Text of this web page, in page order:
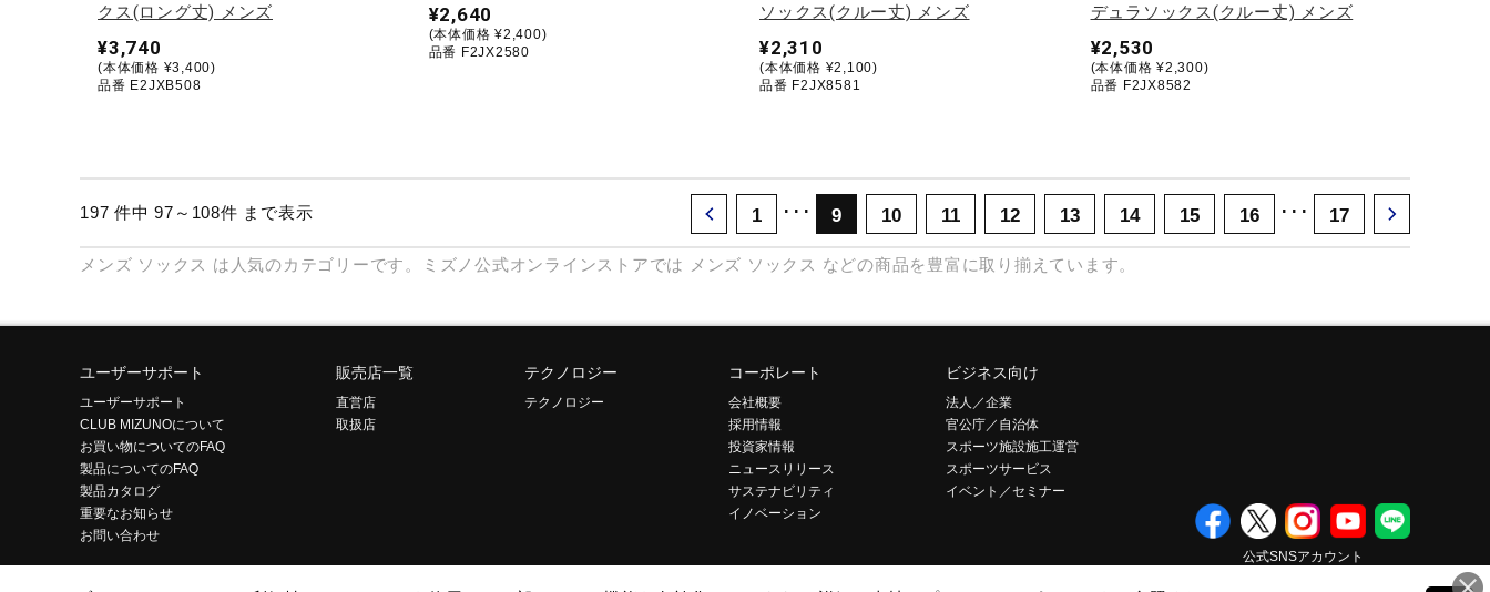
クス(ロング丈) メンズ
¥3,740
(本体価格 ¥3,400)
品番 E2JXB508
¥2,640
(本体価格 ¥2,400)
品番 F2JX2580
ソックス(クルー丈) メンズ
¥2,310
(本体価格 ¥2,100)
品番 F2JX8581
デュラソックス(クルー丈) メンズ
¥2,530
(本体価格 ¥2,300)
品番 F2JX8582
197 件中 97～108件 まで表示 1 ･･･ 9 10 11 12 13 14 15 16 ･･･ 17
メンズ ソックス は人気のカテゴリーです。ミズノ公式オンラインストアでは メンズ ソックス などの商品を豊富に取り揃えています。
ユーザーサポート
ユーザーサポート
CLUB MIZUNOについて
お買い物についてのFAQ
製品についてのFAQ
製品カタログ
重要なお知らせ
お問い合わせ
販売店一覧
直営店
取扱店
テクノロジー
テクノロジー
コーポレート
会社概要
採用情報
投資家情報
ニュースリリース
サステナビリティ
イノベーション
ビジネス向け
法人／企業
官公庁／自治体
スポーツ施設施工運営
スポーツサービス
イベント／セミナー
公式SNSアカウント